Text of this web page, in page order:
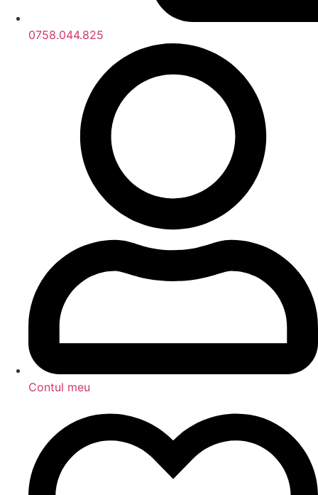
0758.044.825
Contul meu